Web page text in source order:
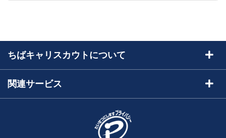
ちばキャリスカウトについて
ちばキャリスカウトとは
関連サービス